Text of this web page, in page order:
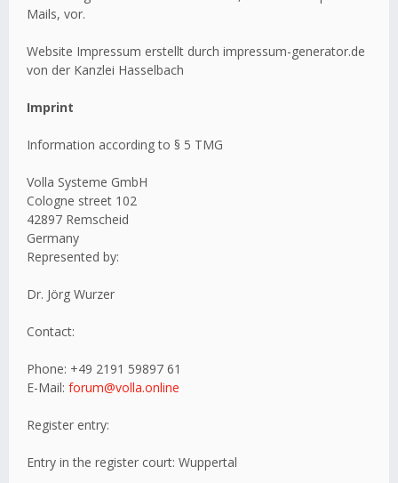
Mails, vor.
Website Impressum erstellt durch impressum-generator.de
von der Kanzlei Hasselbach
Imprint
Information according to § 5 TMG
Volla Systeme GmbH
Cologne street 102
42897 Remscheid
Germany
Represented by:
Dr. Jörg Wurzer
Contact:
Phone: +49 2191 59897 61
E-Mail: forum@volla.online
Register entry:
Entry in the register court: Wuppertal